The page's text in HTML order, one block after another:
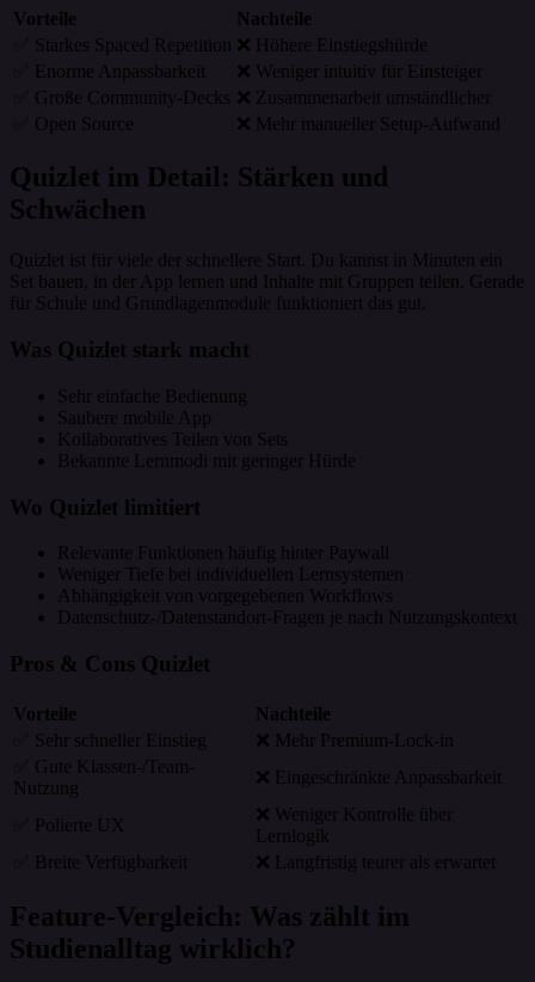
Vorteile
Nachteile
✅ Starkes Spaced Repetition ❌ Höhere Einstiegshürde
✅ Enorme Anpassbarkeit
❌ Weniger intuitiv für Einsteiger
✅ Große Community-Decks ❌ Zusammenarbeit umständlicher
✅ Open Source
❌ Mehr manueller Setup-Aufwand
Quizlet im Detail: Stärken und
Schwächen
Quizlet ist für viele der schnellere Start. Du kannst in Minuten ein
Set bauen, in der App lernen und Inhalte mit Gruppen teilen. Gerade
für Schule und Grundlagenmodule funktioniert das gut.
Was Quizlet stark macht
Sehr einfache Bedienung
Saubere mobile App
Kollaboratives Teilen von Sets
Bekannte Lernmodi mit geringer Hürde
Wo Quizlet limitiert
Relevante Funktionen häufig hinter Paywall
Weniger Tiefe bei individuellen Lernsystemen
Abhängigkeit von vorgegebenen Workflows
Datenschutz-/Datenstandort-Fragen je nach Nutzungskontext
Pros & Cons Quizlet
Vorteile
Nachteile
✅ Sehr schneller Einstieg
❌ Mehr Premium-Lock-in
✅ Gute Klassen-/Team-
Nutzung
❌ Eingeschränkte Anpassbarkeit
✅ Polierte UX
❌ Weniger Kontrolle über
Lernlogik
✅ Breite Verfügbarkeit
❌ Langfristig teurer als erwartet
Feature-Vergleich: Was zählt im
Studienalltag wirklich?